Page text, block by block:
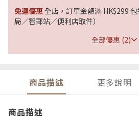
免運優惠全店，訂單金額滿 HK$299
局／智郵站／便利店取件）
全部優惠 (2)
商品描述 更多說明
商品描述